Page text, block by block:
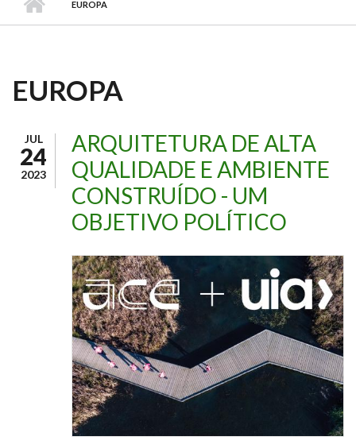
EUROPA
EUROPA
JUL
24
2023
ARQUITETURA DE ALTA
QUALIDADE E AMBIENTE
CONSTRUÍDO - UM
OBJETIVO POLÍTICO